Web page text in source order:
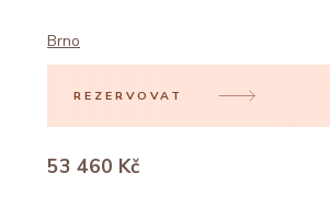
Brno
REZERVOVAT
53 460 Kč